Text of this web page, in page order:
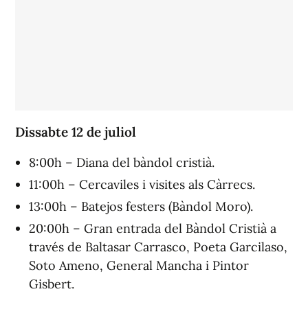
Dissabte 12 de juliol
8:00h – Diana del bàndol cristià.
11:00h – Cercaviles i visites als Càrrecs.
13:00h – Batejos festers (Bàndol Moro).
20:00h – Gran entrada del Bàndol Cristià a
través de Baltasar Carrasco, Poeta Garcilaso,
Soto Ameno, General Mancha i Pintor
Gisbert.